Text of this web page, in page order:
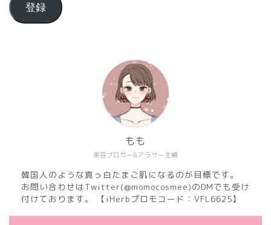
登録
美容ブロガー&アラサー主婦
もも
韓国人のような真っ白たまご肌になるのが目標です。
お問い合わせはTwitter(@momocosmee)のDMでも受け
付けております。 【iHerbプロモコード：VFL6625】